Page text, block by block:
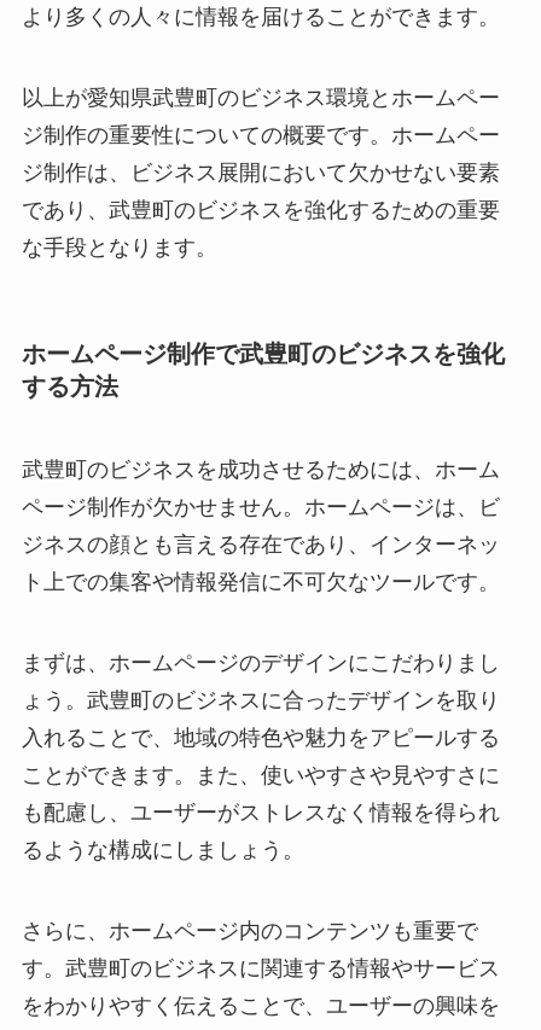
より多くの人々に情報を届けることができます。
以上が愛知県武豊町のビジネス環境とホームペー
ジ制作の重要性についての概要です。ホームペー
ジ制作は、ビジネス展開において欠かせない要素
であり、武豊町のビジネスを強化するための重要
な手段となります。
ホームページ制作で武豊町のビジネスを強化
する方法
武豊町のビジネスを成功させるためには、ホーム
ページ制作が欠かせません。ホームページは、ビ
ジネスの顔とも言える存在であり、インターネッ
ト上での集客や情報発信に不可欠なツールです。
まずは、ホームページのデザインにこだわりまし
ょう。武豊町のビジネスに合ったデザインを取り
入れることで、地域の特色や魅力をアピールする
ことができます。また、使いやすさや見やすさに
も配慮し、ユーザーがストレスなく情報を得られ
るような構成にしましょう。
さらに、ホームページ内のコンテンツも重要で
す。武豊町のビジネスに関連する情報やサービス
をわかりやすく伝えることで、ユーザーの興味を